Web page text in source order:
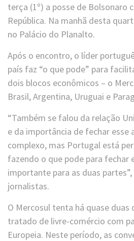
terça (1º) a posse de Bolsonaro
República. Na manhã desta
no Palácio do Planalto.
Após o encontro, o líder
país faz “o que pode” para
dois blocos econômicos – o
Brasil, Argentina, Uruguai e
“Também se falou da relação
e da importância de fechar esse
complexo, mas Portugal está
fazendo o que pode para fechar
importante para as duas partes”,
jornalistas.
O Mercosul tenta há quase duas
tratado de livre-comércio com
Europeia. Neste período, as